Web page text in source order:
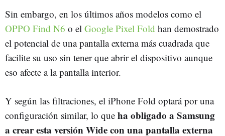
Sin embargo, en los últimos años modelos como el
OPPO Find N6 o el Google Pixel Fold han demostrado
el potencial de una pantalla externa más cuadrada que
facilite su uso sin tener que abrir el dispositivo aunque
eso afecte a la pantalla interior.
Y según las filtraciones, el iPhone Fold optará por una
configuración similar, lo que ha obligado a Samsung
a crear esta versión Wide con una pantalla externa